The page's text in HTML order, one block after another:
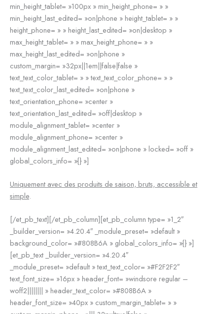
min_height_tablet= »100px » min_height_phone= » »
min_height_last_edited= »on|phone » height_tablet= » »
height_phone= » » height_last_edited= »on|desktop »
max_height_tablet= » » max_height_phone= » »
max_height_last_edited= »on|phone »
custom_margin= »32px||1em||false|false »
text_text_color_tablet= » » text_text_color_phone= » »
text_text_color_last_edited= »on|phone »
text_orientation_phone= »center »
text_orientation_last_edited= »off|desktop »
module_alignment_tablet= »center »
module_alignment_phone= »center »
module_alignment_last_edited= »on|phone » locked= »off »
global_colors_info= »{} »]
Uniquement avec des produits de saison, bruts, accessible et
simple.
[/et_pb_text][/et_pb_column][et_pb_column type= »1_2″
_builder_version= »4.20.4″ _module_preset= »default »
background_color= »#808B6A » global_colors_info= »{} »]
[et_pb_text _builder_version= »4.20.4″
_module_preset= »default » text_text_color= »#F2F2F2″
text_font_size= »16px » header_font= »windsore regular –
woff2|||||||| » header_text_color= »#808B6A »
header_font_size= »40px » custom_margin_tablet= » »